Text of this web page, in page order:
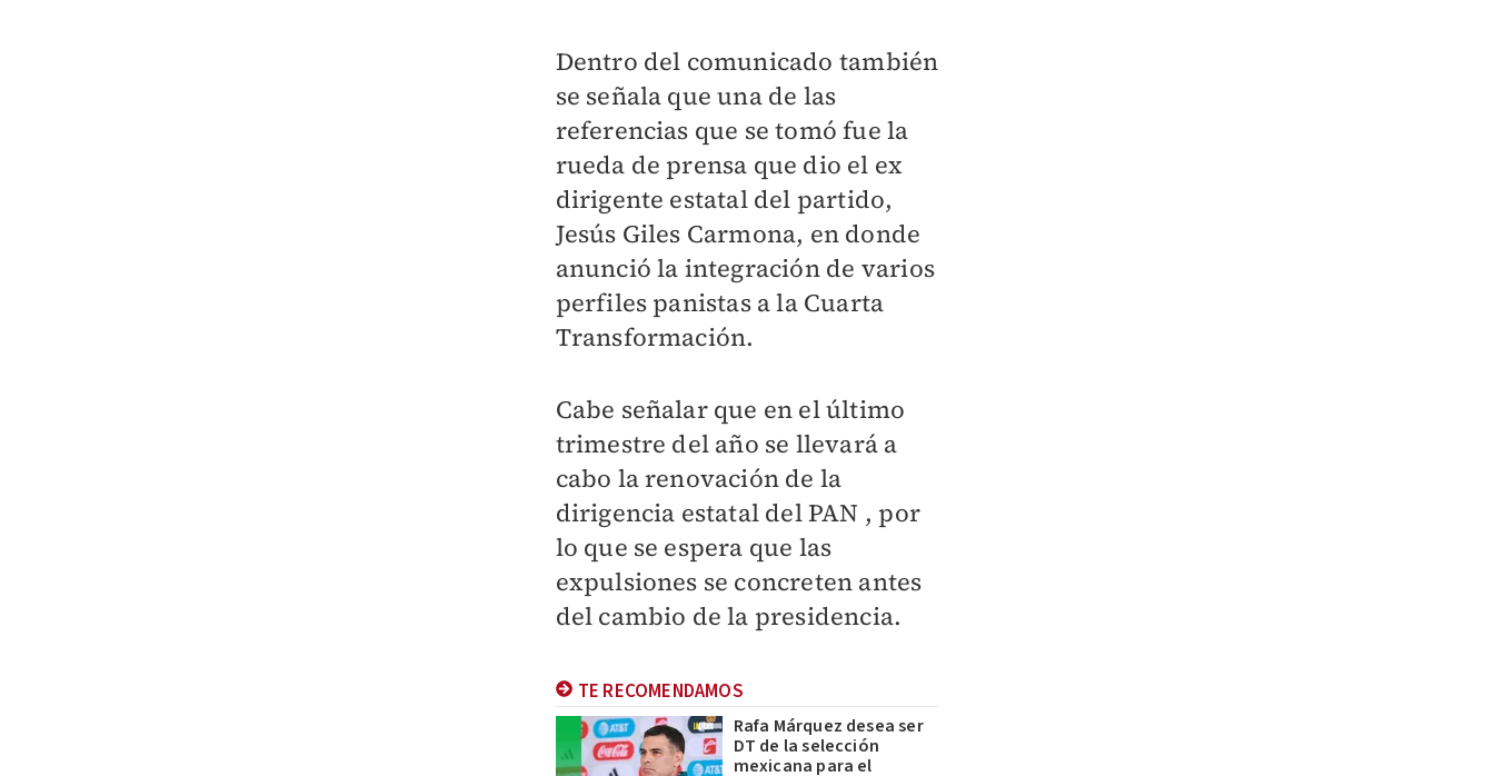
Dentro del comunicado también
se señala que una de las
referencias que se tomó fue la
rueda de prensa que dio el ex
dirigente estatal del partido,
Jesús Giles Carmona, en donde
anunció la integración de varios
perfiles panistas a la Cuarta
Transformación.
Cabe señalar que en el último
trimestre del año se llevará a
cabo la renovación de la
dirigencia estatal del PAN , por
lo que se espera que las
expulsiones se concreten antes
del cambio de la presidencia.
TE RECOMENDAMOS
Rafa Márquez desea ser
DT de la selección
mexicana para el